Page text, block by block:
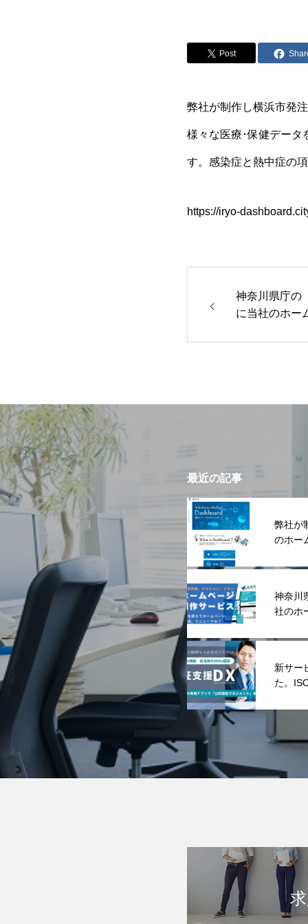
Post
弊社が制作し横浜市発
様々な医療･保健データ
す。感染症と熱中症の
https://iryo-
神奈川県庁の
に当社のホー
最近の記事
弊社が
のホー
神奈川
社のホ
新サー
た。